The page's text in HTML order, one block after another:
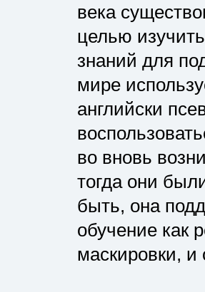
века
целью
знаний для
мире
английски
во вновь
тогда они
быть, она
обучение как
маскировки, и